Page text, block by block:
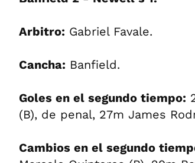
Arbitro: Gabriel Favale.
Cancha: Banfield.
Goles en el segundo tiempo:
(B), de penal, 27m James
Cambios en el segundo